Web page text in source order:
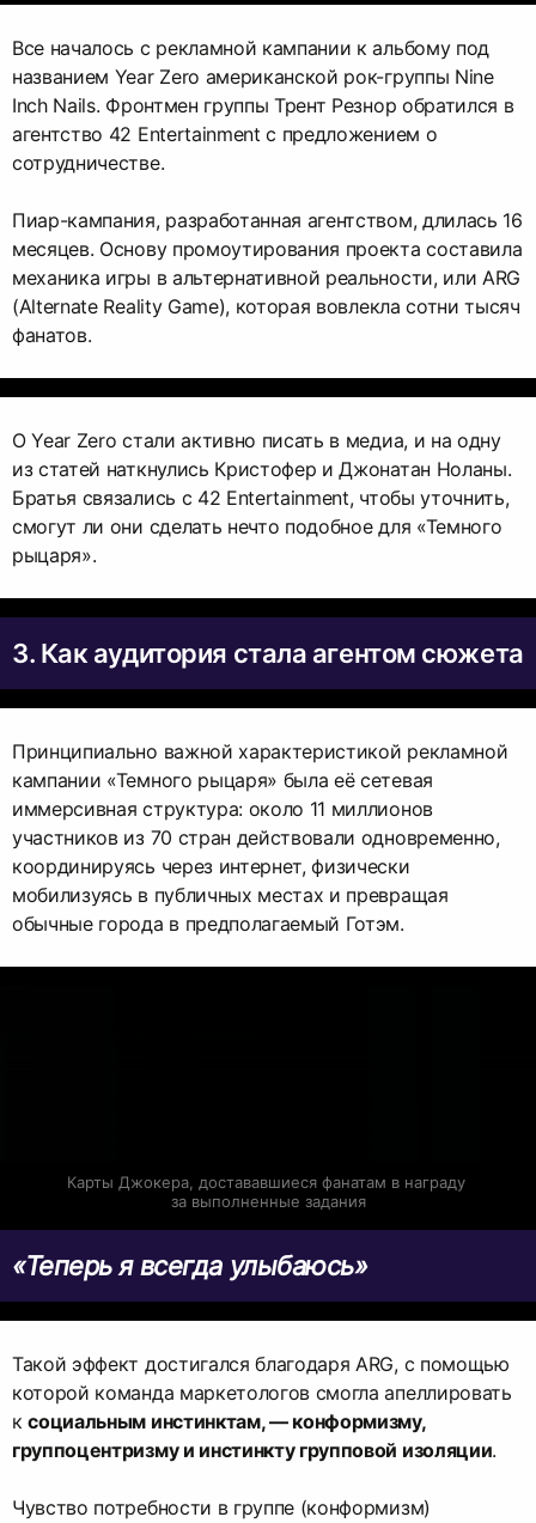
Все началось с рекламной кампании к альбому под
названием Year Zero американской рок-группы Nine
Inch Nails. Фронтмен группы Трент Резнор обратился в
агентство 42 Entertainment с предложением о
сотрудничестве.
Пиар-кампания, разработанная агентством, длилась 16
месяцев. Основу промоутирования проекта составила
механика игры в альтернативной реальности, или ARG
(Alternate Reality Game), которая вовлекла сотни тысяч
фанатов.
О Year Zero стали активно писать в медиа, и на одну
из статей наткнулись Кристофер и Джонатан Ноланы.
Братья связались с 42 Entertainment, чтобы уточнить,
смогут ли они сделать нечто подобное для «Темного
рыцаря».
3. Как аудитория стала агентом сюжета
Принципиально важной характеристикой рекламной
кампании «Темного рыцаря» была её сетевая
иммерсивная структура: около 11 миллионов
участников из 70 стран действовали одновременно,
координируясь через интернет, физически
мобилизуясь в публичных местах и превращая
обычные города в предполагаемый Готэм.
Карты Джокера, достававшиеся фанатам в награду
за выполненные задания
«Теперь я всегда улыбаюсь»
Такой эффект достигался благодаря ARG, с помощью
которой команда маркетологов смогла апеллировать
ксоциальным инстинктам, — конформизму,
группоцентризму и инстинкту групповой изоляции.
Чувство потребности в группе (конформизм)